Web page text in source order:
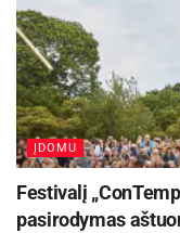
užtikrinti, kad
ĮDOMU
Festivalį
pasirodymas